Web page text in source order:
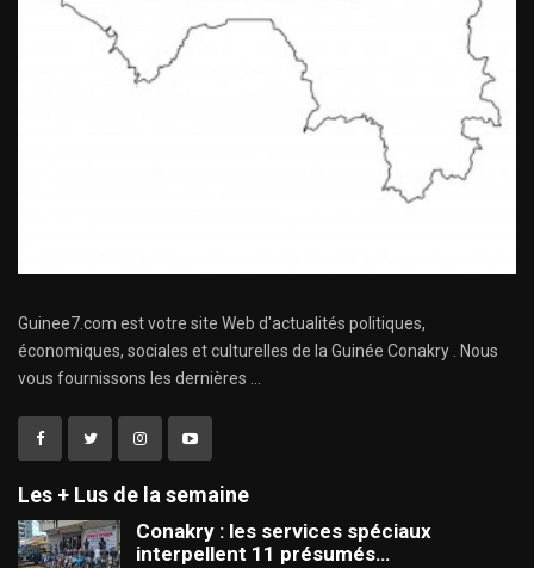
Guinee7.com est votre site Web d'actualités politiques,
économiques, sociales et culturelles de la Guinée Conakry . Nous
vous fournissons les dernières ...
Les + Lus de la semaine
Conakry : les services spéciaux
interpellent 11 présumés…